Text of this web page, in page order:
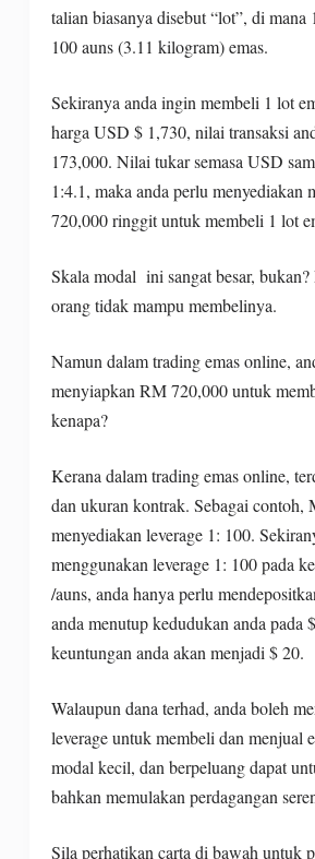
talian biasanya disebut “lot”, di mana
100 auns (3.11 kilogram) emas.
Sekiranya anda ingin membeli 1 lot
harga USD $ 1,730, nilai transaksi
173,000. Nilai tukar semasa USD
1:4.1, maka anda perlu menyediakan
720,000 ringgit untuk membeli 1 lot
Skala modal ini sangat besar,
orang tidak mampu membelinya.
Namun dalam trading emas online,
menyiapkan RM 720,000 untuk
kenapa?
Kerana dalam trading emas online,
dan ukuran kontrak. Sebagai contoh,
menyediakan leverage 1: 100.
menggunakan leverage 1: 100 pada
/auns, anda hanya perlu
anda menutup kedudukan anda pada
keuntungan anda akan menjadi $ 20.
Walaupun dana terhad, anda boleh
leverage untuk membeli dan menjual
modal kecil, dan berpeluang dapat
bahkan memulakan perdagangan
Sila perhatikan carta di bawah untuk